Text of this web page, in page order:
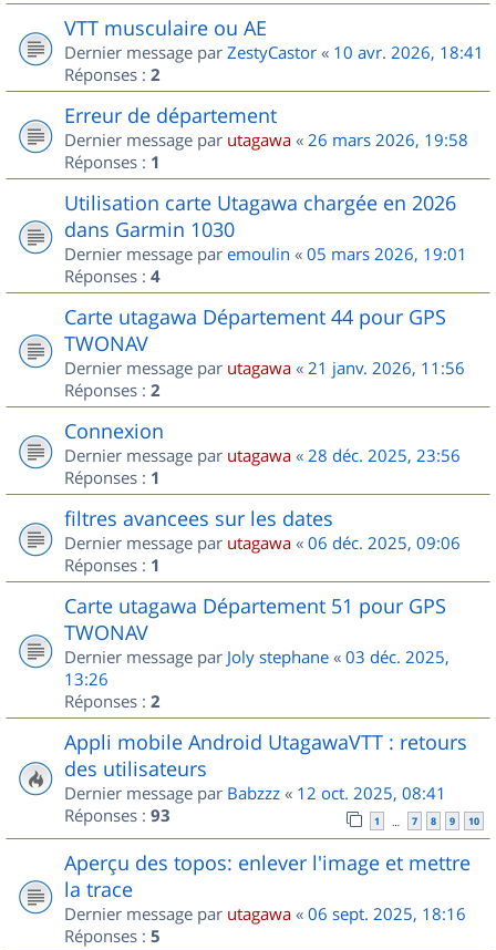
VTT musculaire ou AE
Dernier message par ZestyCastor « 10 avr. 2026, 18:41
Réponses : 2
Erreur de département
Dernier message par utagawa « 26 mars 2026, 19:58
Réponses : 1
Utilisation carte Utagawa chargée en 2026
dans Garmin 1030
Dernier message par emoulin « 05 mars 2026, 19:01
Réponses : 4
Carte utagawa Département 44 pour GPS
TWONAV
Dernier message par utagawa « 21 janv. 2026, 11:56
Réponses : 2
Connexion
Dernier message par utagawa « 28 déc. 2025, 23:56
Réponses : 1
filtres avancees sur les dates
Dernier message par utagawa « 06 déc. 2025, 09:06
Réponses : 1
Carte utagawa Département 51 pour GPS
TWONAV
Dernier message par Joly stephane « 03 déc. 2025,
13:26
Réponses : 2
Appli mobile Android UtagawaVTT : retours
des utilisateurs
Dernier message par Babzzz « 12 oct. 2025, 08:41
Réponses : 93 1 … 7 8 9 10
Aperçu des topos: enlever l'image et mettre
la trace
Dernier message par utagawa « 06 sept. 2025, 18:16
Réponses : 5